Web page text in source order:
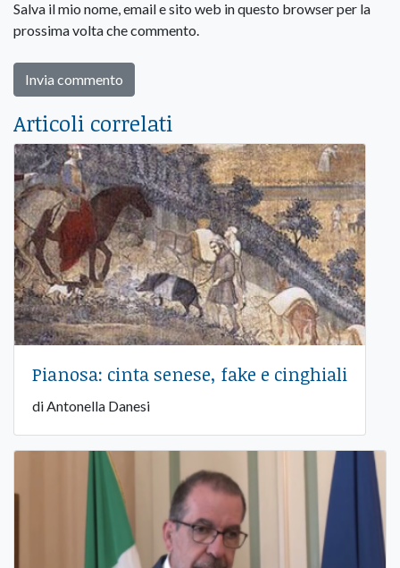
Salva il mio nome, email e sito web in questo browser per la
prossima volta che commento.
Articoli correlati
Pianosa: cinta senese, fake e cinghiali
di Antonella Danesi